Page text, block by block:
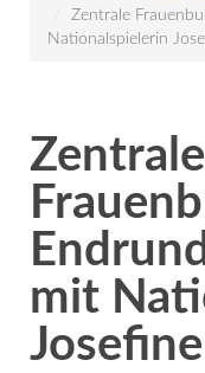
/
Zentrale
Nationalspielerin
Zentrale
mit